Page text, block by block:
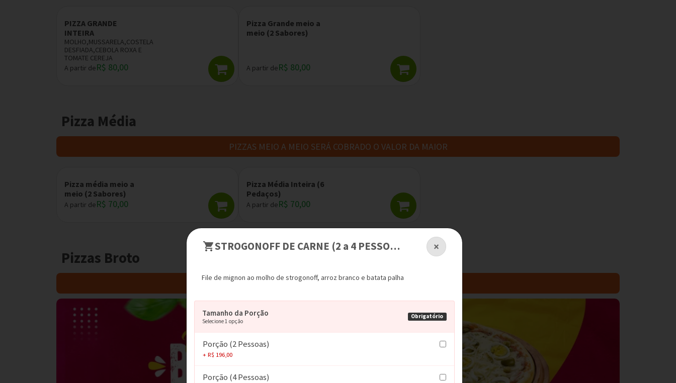
STROGONOFF DE CARNE (2 a 4 PESSOAS) ×
File de mignon ao molho de strogonoff, arroz branco e batata palha
Obrigatório
Tamanho da Porção
Selecione 1 opção
Porção (2 Pessoas)
+ R$ 196,00
Porção (4 Pessoas)
PIZZA GRANDE
INTEIRA
MOLHO,MUSSARELA,COSTELA
DESFIADA,CEBOLA ROXA E
TOMATE CEREJA
A partir deR$ 80,00
Pizza Grande meio a
meio (2 Sabores)
A partir deR$ 80,00
Pizza Média
PIZZAS MEIO A MEIO SERÁ COBRADO O VALOR DA MAIOR
Pizza média meio a
meio (2 Sabores)
A partir deR$ 70,00
Pizza Média Inteira (6
Pedaços)
A partir deR$ 70,00
Pizzas Broto
PIZZAS MEIO A MEIO SERÁ COBRADO O VALOR DE MAIOR